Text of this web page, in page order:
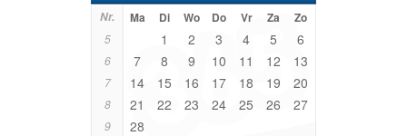
Nr. Ma Di Wo Do Vr Za Zo
5 1 2 3 4 5 6
6 7 8 9 10 11 12 13
7 14 15 16 17 18 19 20
8 21 22 23 24 25 26 27
9 28